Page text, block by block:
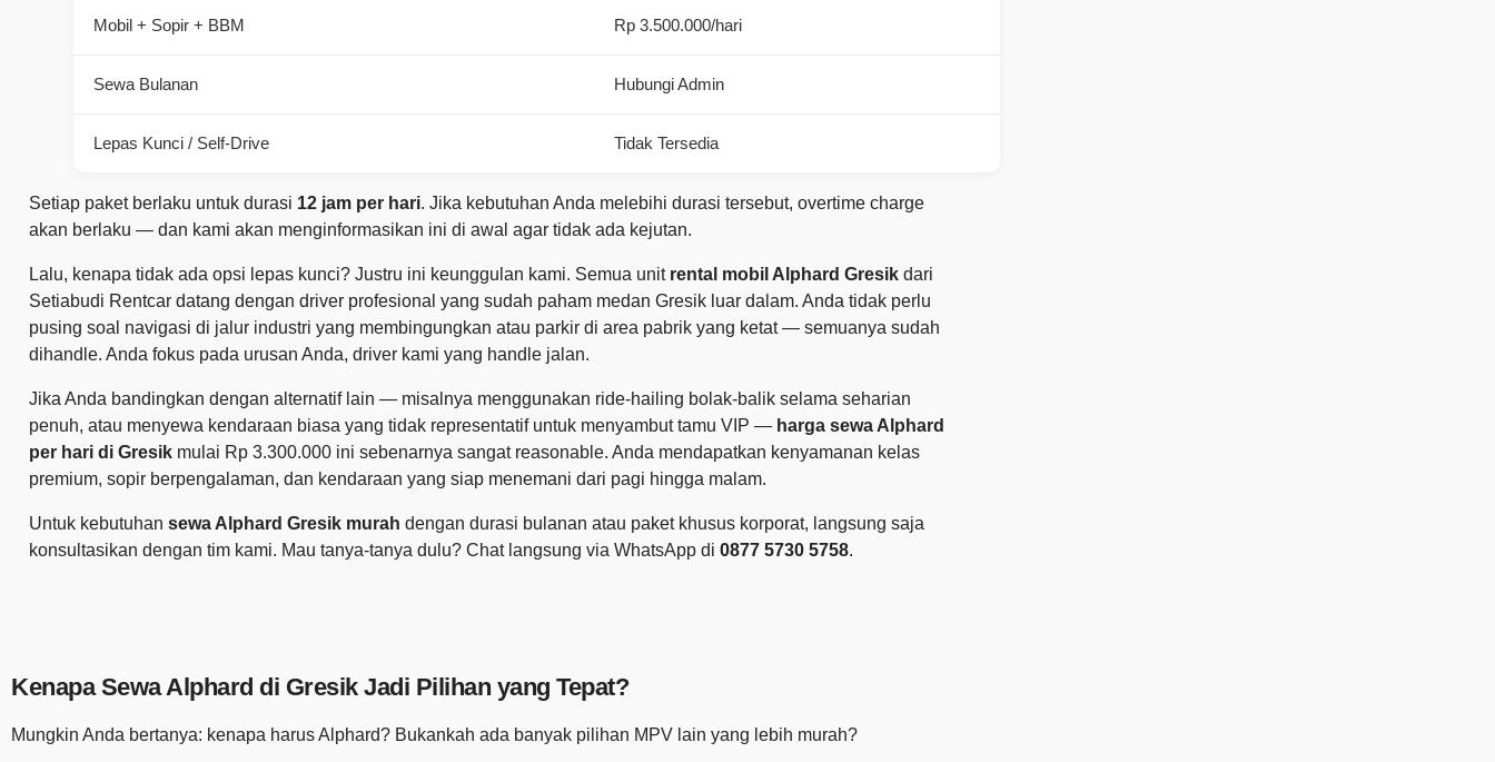
Mobil + Sopir + BBM Rp 3.500.000/hari
Sewa Bulanan Hubungi Admin
Lepas Kunci / Self-Drive Tidak Tersedia
Setiap paket berlaku untuk durasi 12 jam per hari. Jika kebutuhan Anda melebihi durasi tersebut, overtime charge
akan berlaku — dan kami akan menginformasikan ini di awal agar tidak ada kejutan.
Lalu, kenapa tidak ada opsi lepas kunci? Justru ini keunggulan kami. Semua unit rental mobil Alphard Gresik dari
Setiabudi Rentcar datang dengan driver profesional yang sudah paham medan Gresik luar dalam. Anda tidak perlu
pusing soal navigasi di jalur industri yang membingungkan atau parkir di area pabrik yang ketat — semuanya sudah
dihandle. Anda fokus pada urusan Anda, driver kami yang handle jalan.
Jika Anda bandingkan dengan alternatif lain — misalnya menggunakan ride-hailing bolak-balik selama seharian
penuh, atau menyewa kendaraan biasa yang tidak representatif untuk menyambut tamu VIP — harga sewa Alphard
per hari di Gresik mulai Rp 3.300.000 ini sebenarnya sangat reasonable. Anda mendapatkan kenyamanan kelas
premium, sopir berpengalaman, dan kendaraan yang siap menemani dari pagi hingga malam.
Untuk kebutuhan sewa Alphard Gresik murah dengan durasi bulanan atau paket khusus korporat, langsung saja
konsultasikan dengan tim kami. Mau tanya-tanya dulu? Chat langsung via WhatsApp di 0877 5730 5758.
Kenapa Sewa Alphard di Gresik Jadi Pilihan yang Tepat?
Mungkin Anda bertanya: kenapa harus Alphard? Bukankah ada banyak pilihan MPV lain yang lebih murah?